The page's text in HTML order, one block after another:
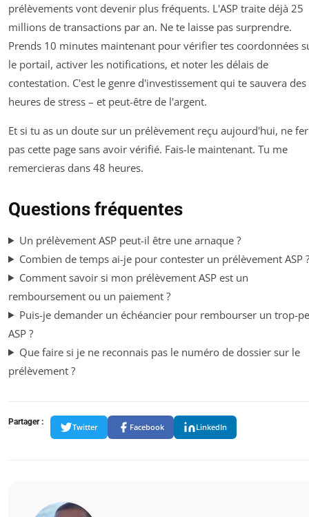
prélèvements vont devenir plus fréquents. L'ASP traite déjà 25
millions de transactions par an. Ne te laisse pas surprendre.
Prends 10 minutes maintenant pour vérifier tes coordonnées
le portail, activer les notifications, et noter les délais de
contestation. C'est le genre d'investissement qui te sauvera des
heures de stress – et peut-être de l'argent.
Et si tu as un doute sur un prélèvement reçu aujourd'hui, ne
pas cette page sans avoir vérifié. Fais-le maintenant. Tu me
remercieras dans 48 heures.
Questions fréquentes
Un prélèvement ASP peut-il être une arnaque ?
Combien de temps ai-je pour contester un prélèvement ASP ?
Comment savoir si mon prélèvement ASP est un
remboursement ou un paiement ?
Puis-je demander un échéancier pour rembourser un trop-
ASP ?
Que faire si je ne reconnais pas le numéro de dossier sur le
prélèvement ?
Partager :
Twitter Facebook LinkedIn